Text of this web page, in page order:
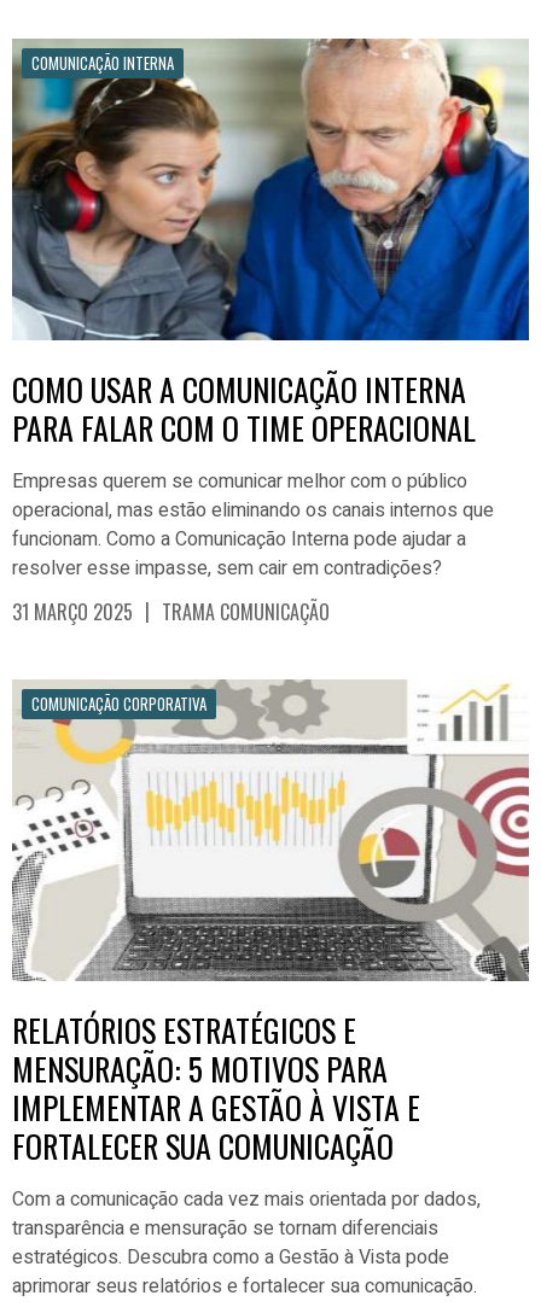
COMUNICAÇÃO INTERNA
COMO USAR A COMUNICAÇÃO INTERNA
PARA FALAR COM O TIME OPERACIONAL
Empresas querem se comunicar melhor com o público
operacional, mas estão eliminando os canais internos que
funcionam. Como a Comunicação Interna pode ajudar a
resolver esse impasse, sem cair em contradições?
31 MARÇO 2025 | TRAMA COMUNICAÇÃO
COMUNICAÇÃO CORPORATIVA
RELATÓRIOS ESTRATÉGICOS E
MENSURAÇÃO: 5 MOTIVOS PARA
IMPLEMENTAR A GESTÃO À VISTA E
FORTALECER SUA COMUNICAÇÃO
Com a comunicação cada vez mais orientada por dados,
transparência e mensuração se tornam diferenciais
estratégicos. Descubra como a Gestão à Vista pode
aprimorar seus relatórios e fortalecer sua comunicação.